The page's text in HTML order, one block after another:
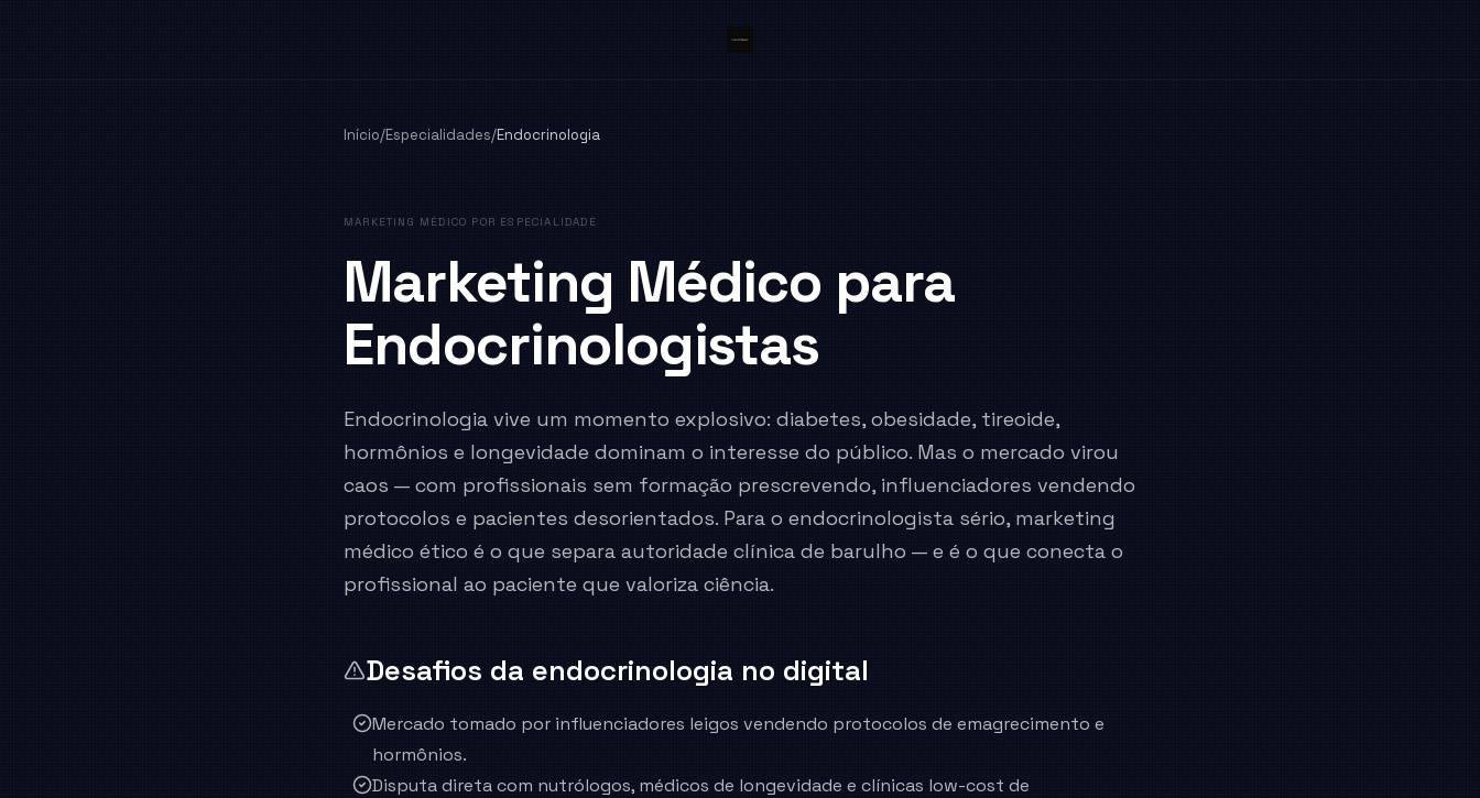
Início/Especialidades/Endocrinologia
MARKETING MÉDICO POR ESPECIALIDADE
Marketing Médico para
Endocrinologistas
Endocrinologia vive um momento explosivo: diabetes, obesidade, tireoide,
hormônios e longevidade dominam o interesse do público. Mas o mercado virou
caos — com profissionais sem formação prescrevendo, influenciadores vendendo
protocolos e pacientes desorientados. Para o endocrinologista sério, marketing
médico ético é o que separa autoridade clínica de barulho — e é o que conecta o
profissional ao paciente que valoriza ciência.
Desafios da endocrinologia no digital
Mercado tomado por influenciadores leigos vendendo protocolos de emagrecimento e
hormônios.
Disputa direta com nutrólogos, médicos de longevidade e clínicas low-cost de